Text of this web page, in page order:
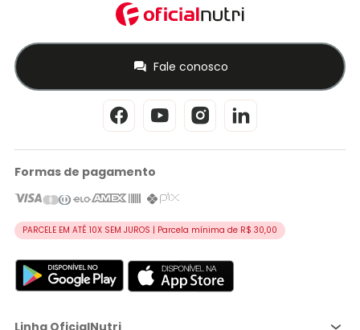
Fale conosco
Formas de pagamento
PARCELE EM ATÉ 10X SEM JUROS | Parcela mínima de R$ 30,00
Linha OficialNutri